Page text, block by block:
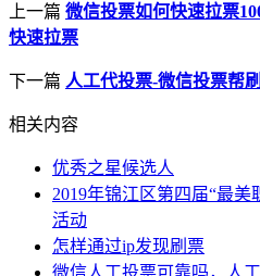
上一篇 微信投票如何快速拉票
快速拉票
下一篇 人工代投票-微信投票帮
相关内容
优秀之星候选人
2019年锦江区第四届“最美
活动
怎样通过ip发现刷票
微信人工投票可靠吗，人